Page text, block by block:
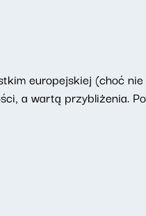
europejskiej (choć
a wartą przybliżenia.